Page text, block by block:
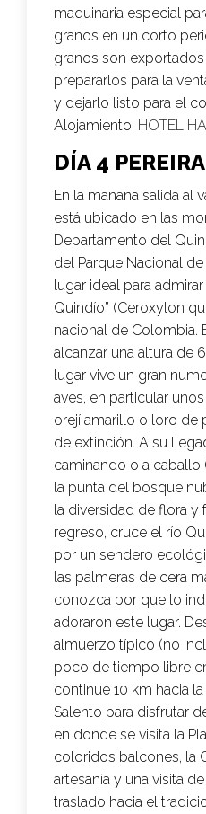
maquinaria especial
granos en un corto
granos son
prepararlos para la
y dejarlo listo para el
Alojamiento: HOTEL
DÍA 4 PEREIRA
En la mañana salida al
está ubicado en las
Departamento del
del Parque Nacional
lugar ideal para
Quindío” (Ceroxylon
nacional de Colombia.
alcanzar una altura de
lugar vive un gran
aves, en particular
orejí amarillo o loro de
de extinción. A su
caminando o a
la punta del bosque
la diversidad de flora y
regreso, cruce el río
por un sendero
las palmeras de cera
conozca por que lo
adoraron este lugar.
almuerzo típico (no
poco de tiempo libre
continue 10 km hacia
Salento para disfrutar
en donde se visita la
coloridos balcones, la
artesanía y una visita
traslado hacia el